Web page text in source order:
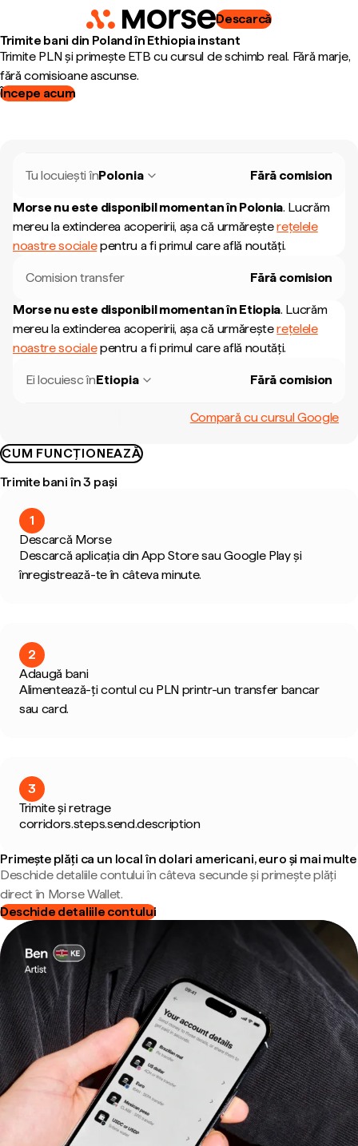
Descarcă
Trimite bani din Poland în Ethiopia instant
Trimite PLN și primește ETB cu cursul de schimb real. Fără marje,
fără comisioane ascunse.
Începe acum
Tu locuiești înPolonia Fără comision
Morse nu este disponibil momentan în Polonia. Lucrăm
mereu la extinderea acoperirii, așa că urmăreșterețelele
noastre socialepentru a fi primul care află noutăți.
Comision transfer Fără comision
Morse nu este disponibil momentan în Etiopia. Lucrăm
mereu la extinderea acoperirii, așa că urmăreșterețelele
noastre socialepentru a fi primul care află noutăți.
Ei locuiesc înEtiopia Fără comision
Compară cu cursul Google
CUM FUNCȚIONEAZĂ
Trimite bani în 3 pași
1
Descarcă Morse
Descarcă aplicația din App Store sau Google Play și
înregistrează-te în câteva minute.
2
Adaugă bani
Alimentează-ți contul cu PLN printr-un transfer bancar
sau card.
3
Trimite și retrage
corridors.steps.send.description
Primește plăți ca un local în dolari americani, euro și mai multe
Deschide detaliile contului în câteva secunde și primește plăți
direct în Morse Wallet.
Deschide detaliile contului